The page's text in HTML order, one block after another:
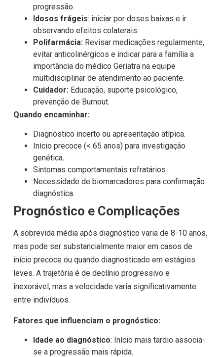
progressão.
Idosos frágeis: iniciar por doses baixas e ir
observando efeitos colaterais.
Polifarmácia: Revisar medicações regularmente,
evitar anticolinérgicos e indicar para a família a
importância do médico Geriatra na equipe
multidisciplinar de atendimento ao paciente.
Cuidador: Educação, suporte psicológico,
prevenção de Burnout.
Quando encaminhar:
Diagnóstico incerto ou apresentação atípica.
Início precoce (< 65 anos) para investigação
genética.
Sintomas comportamentais refratários.
Necessidade de biomarcadores para confirmação
diagnóstica.
Prognóstico e Complicações
A sobrevida média após diagnóstico varia de 8-10 anos,
mas pode ser substancialmente maior em casos de
início precoce ou quando diagnosticado em estágios
leves. A trajetória é de declínio progressivo e
inexorável, mas a velocidade varia significativamente
entre indivíduos.
Fatores que influenciam o prognóstico:
Idade ao diagnóstico: Início mais tardio associa-
se a progressão mais rápida.